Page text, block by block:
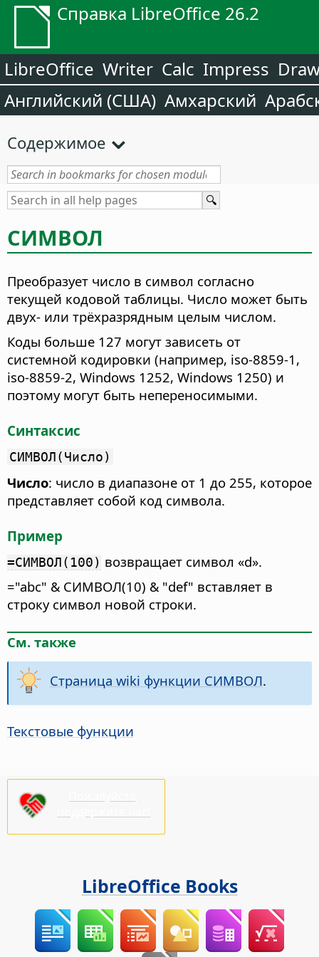
Справка LibreOffice 26.2
LibreOffice Writer Calc Impress
Английский (США) Амхарский
Содержимое
СИМВОЛ
Преобразует число в символ согласно
текущей кодовой таблицы. Число может быть
двух- или трёхразрядным целым числом.
Коды больше 127 могут зависеть от
системной кодировки (например, iso-8859-1,
iso-8859-2, Windows 1252, Windows 1250) и
поэтому могут быть непереносимыми.
Синтаксис
СИМВОЛ(Число)
Число: число в диапазоне от 1 до 255, которое
представляет собой код символа.
Пример
=СИМВОЛ(100) возвращает символ «d».
="abc" & СИМВОЛ(10) & "def" вставляет в
строку символ новой строки.
См. также
Страница wiki функции СИМВОЛ.
Текстовые функции
LibreOffice Books